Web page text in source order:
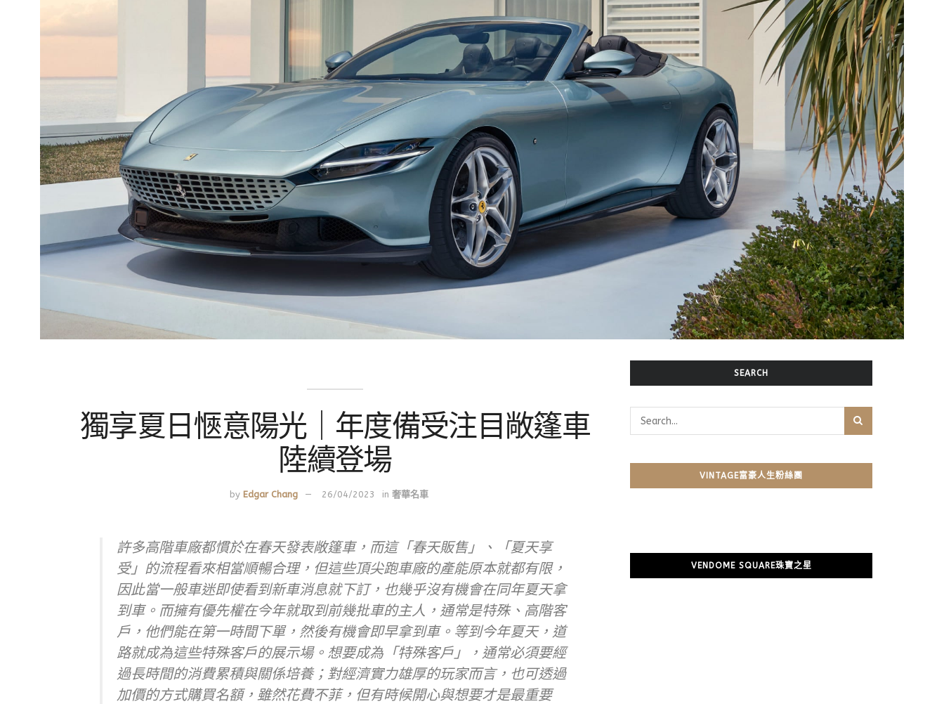
獨享夏日愜意陽光｜年度備受注目敞篷車
陸續登場
by Edgar Chang 26/04/2023 in 奢華名車
許多高階車廠都慣於在春天發表敞篷車，而這「春天販售」、「夏天享
受」的流程看來相當順暢合理，但這些頂尖跑車廠的產能原本就都有限，
因此當一般車迷即使看到新車消息就下訂，也幾乎沒有機會在同年夏天拿
到車。而擁有優先權在今年就取到前幾批車的主人，通常是特殊、高階客
戶，他們能在第一時間下單，然後有機會即早拿到車。等到今年夏天，道
路就成為這些特殊客戶的展示場。想要成為「特殊客戶」，通常必須要經
過長時間的消費累積與關係培養；對經濟實力雄厚的玩家而言，也可透過
加價的方式購買名額，雖然花費不菲，但有時候開心與想要才是最重要
SEARCH
VINTAGE富豪人生粉絲團
VENDOME SQUARE珠寶之星